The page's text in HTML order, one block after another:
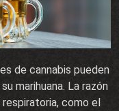
de cannabis pueden
marihuana. La razón
como el